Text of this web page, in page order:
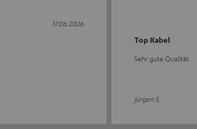
17.06.2026
Top Kabel
Sehr gute Qualität
jürgen S.